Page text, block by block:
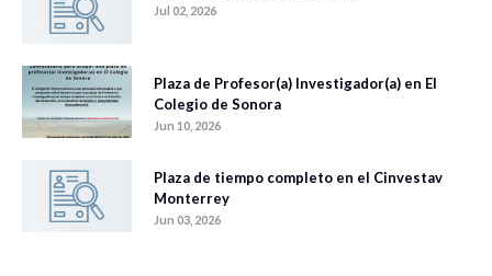
Jul 02, 2026
Plaza de Profesor(a) Investigador(a) en El
Colegio de Sonora
Jun 10, 2026
Plaza de tiempo completo en el Cinvestav
Monterrey
Jun 03, 2026